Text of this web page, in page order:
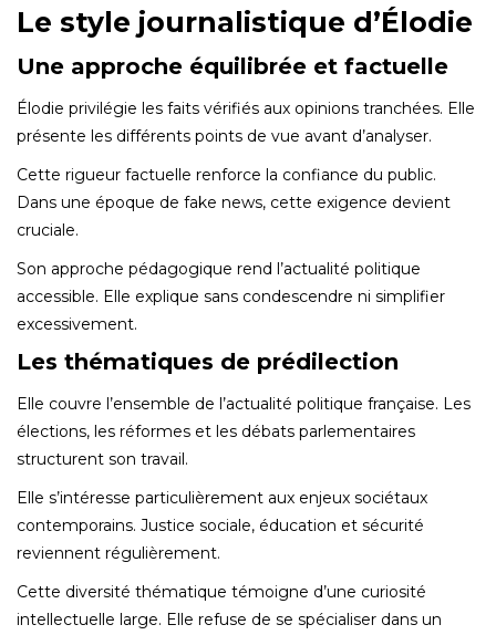
Le style journalistique d’Élodie
Une approche équilibrée et factuelle
Élodie privilégie les faits vérifiés aux opinions tranchées. Elle
présente les différents points de vue avant d’analyser.
Cette rigueur factuelle renforce la confiance du public.
Dans une époque de fake news, cette exigence devient
cruciale.
Son approche pédagogique rend l’actualité politique
accessible. Elle explique sans condescendre ni simplifier
excessivement.
Les thématiques de prédilection
Elle couvre l’ensemble de l’actualité politique française. Les
élections, les réformes et les débats parlementaires
structurent son travail.
Elle s’intéresse particulièrement aux enjeux sociétaux
contemporains. Justice sociale, éducation et sécurité
reviennent régulièrement.
Cette diversité thématique témoigne d’une curiosité
intellectuelle large. Elle refuse de se spécialiser dans un